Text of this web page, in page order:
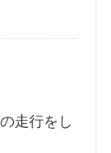
走行をし